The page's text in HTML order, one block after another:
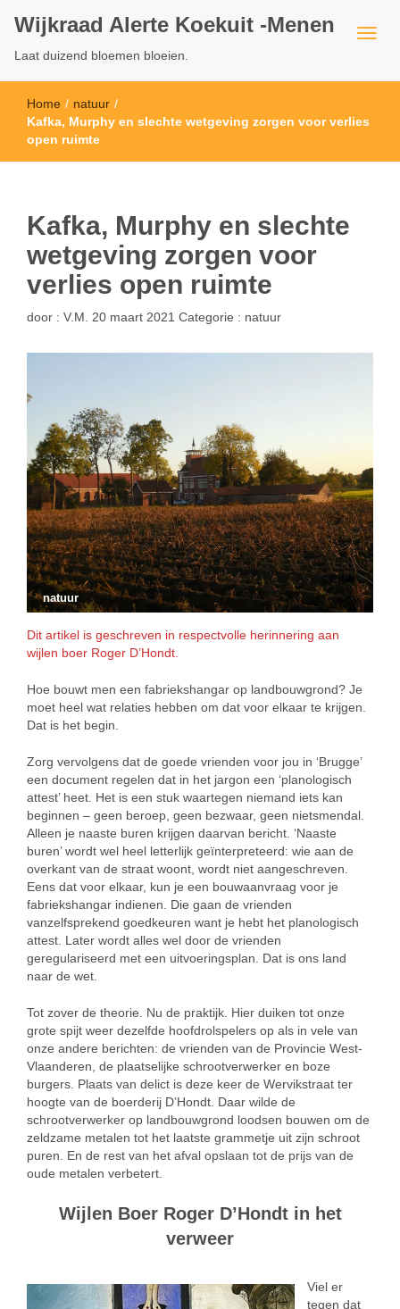
Wijkraad Alerte Koekuit -Menen
Laat duizend bloemen bloeien.
Home / natuur /
Kafka, Murphy en slechte wetgeving zorgen voor verlies
open ruimte
Kafka, Murphy en slechte
wetgeving zorgen voor
verlies open ruimte
door : V.M. 20 maart 2021 Categorie : natuur
natuur
Dit artikel is geschreven in respectvolle herinnering aan
wijlen boer Roger D’Hondt.
Hoe bouwt men een fabriekshangar op landbouwgrond? Je
moet heel wat relaties hebben om dat voor elkaar te krijgen.
Dat is het begin.
Zorg vervolgens dat de goede vrienden voor jou in ‘Brugge’
een document regelen dat in het jargon een ‘planologisch
attest’ heet. Het is een stuk waartegen niemand iets kan
beginnen – geen beroep, geen bezwaar, geen nietsmendal.
Alleen je naaste buren krijgen daarvan bericht. ‘Naaste
buren’ wordt wel heel letterlijk geïnterpreteerd: wie aan de
overkant van de straat woont, wordt niet aangeschreven.
Eens dat voor elkaar, kun je een bouwaanvraag voor je
fabriekshangar indienen. Die gaan de vrienden
vanzelfsprekend goedkeuren want je hebt het planologisch
attest. Later wordt alles wel door de vrienden
geregulariseerd met een uitvoeringsplan. Dat is ons land
naar de wet.
Tot zover de theorie. Nu de praktijk. Hier duiken tot onze
grote spijt weer dezelfde hoofdrolspelers op als in vele van
onze andere berichten: de vrienden van de Provincie West-
Vlaanderen, de plaatselijke schrootverwerker en boze
burgers. Plaats van delict is deze keer de Wervikstraat ter
hoogte van de boerderij D’Hondt. Daar wilde de
schrootverwerker op landbouwgrond loodsen bouwen om de
zeldzame metalen tot het laatste grammetje uit zijn schroot
puren. En de rest van het afval opslaan tot de prijs van de
oude metalen verbetert.
Wijlen Boer Roger D’Hondt in het
verweer
Viel er
tegen dat